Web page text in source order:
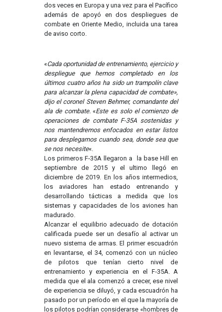
dos veces en Europa y una vez para el Pacífico
además de apoyó en dos despliegues de
combate en Oriente Medio, incluida una tarea
de aviso corto.
«Cada oportunidad de entrenamiento, ejercicio y
despliegue que hemos completado en los
últimos cuatro años ha sido un trampolín clave
para alcanzar la plena capacidad de combate»,
dijo el coronel Steven Behmer, comandante del
ala de combate.«Este es solo el comienzo de
operaciones de combate F-35A sostenidas y
nos mantendremos enfocados en estar listos
para desplegarnos cuando sea, donde sea que
se nos necesite«.
Los primeros F-35A llegaron a la base Hill en
septiembre de 2015 y el ultimo llegó en
diciembre de 2019. En los años intermedios,
los aviadores han estado entrenando y
desarrollando tácticas a medida que los
sistemas y capacidades de los aviones han
madurado.
Alcanzar el equilibrio adecuado de dotación
calificada puede ser un desafío al activar un
nuevo sistema de armas. El primer escuadrón
en levantarse, el 34, comenzó con un núcleo
de pilotos que tenían cierto nivel de
entrenamiento y experiencia en el F-35A. A
medida que el ala comenzó a crecer, ese nivel
de experiencia se diluyó, y cada escuadrón ha
pasado por un período en el que la mayoría de
los pilotos podrían considerarse «hombres de